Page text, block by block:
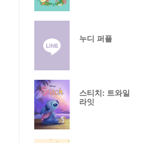
누디 퍼플
스티치: 트와일
라잇